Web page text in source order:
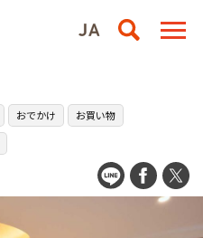
おでかけ
お買い物